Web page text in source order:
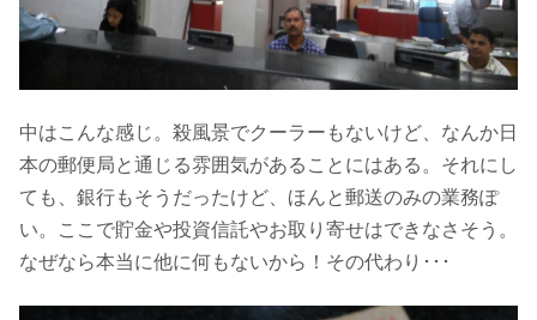
中はこんな感じ。殺風景でクーラーもないけど、なんか日
本の郵便局と通じる雰囲気があることにはある。それにし
ても、銀行もそうだったけど、ほんと郵送のみの業務ぽ
い。ここで貯金や投資信託やお取り寄せはできなさそう。
なぜなら本当に他に何もないから！その代わり･･･